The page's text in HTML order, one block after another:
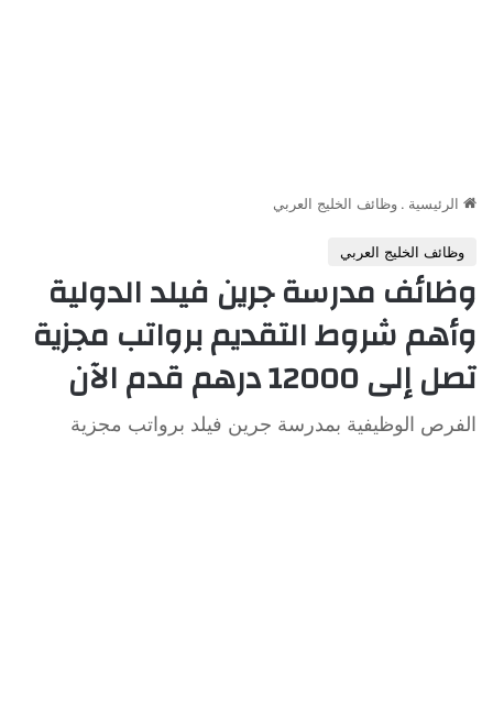
الرئيسية . وظائف الخليج العربي
وظائف الخليج العربي
وظائف مدرسة جرين فيلد الدولية
وأهم شروط التقديم برواتب مجزية
تصل إلى 12000 درهم قدم الآن
الفرص الوظيفية بمدرسة جرين فيلد برواتب مجزية